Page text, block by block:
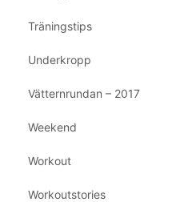
Träningstips
Underkropp
Vätternrundan – 2017
Weekend
Workout
Workoutstories